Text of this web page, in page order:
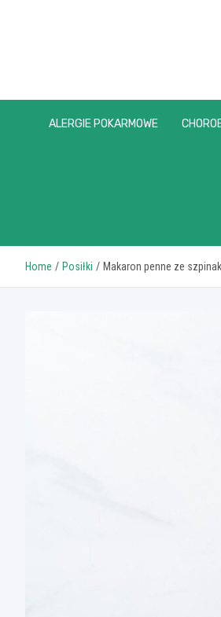
ALERGIE POKARMOWE
Home Posiłki Makaron penne ze